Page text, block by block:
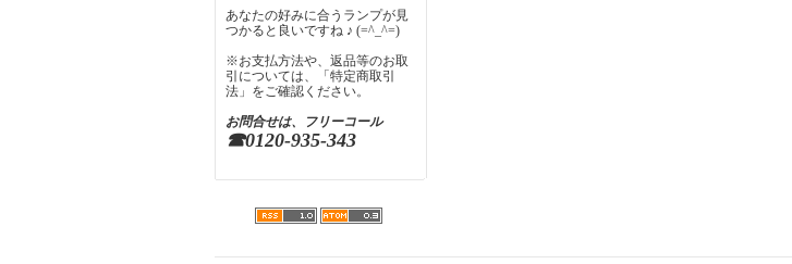
あなたの好みに合うランプが見
つかると良いですね ♪ (=^_^=)
※お支払方法や、返品等のお取
引については、「特定商取引
法」をご確認ください。
お問合せは、フリーコール
☎0120-935-343